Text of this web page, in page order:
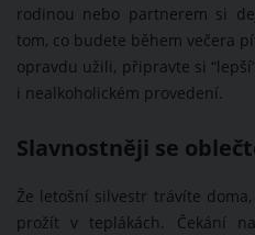
rodinou nebo partnerem si
tom, co budete během večera
opravdu užili, připravte si
i nealkoholickém provedení.
Slavnostněji se
Že letošní silvestr trávíte
prožít v teplákách. Čekání